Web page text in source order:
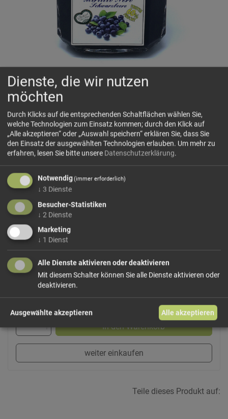
Heidelbeerkonfitüre extra HORVAT
60% Fruchtanteil – ohne Konservierungsmittel
Zutaten: Heidelbeeren, Zucker, Pektin
Durchschnittliche Nährwerte auf
100
Fett
davon gesättigte Fettsäuren
Kohlenhydrate
davon Zucker
Ballaststoffe
Eiweiß
In den Warenkorb
weiter einkaufen
Teile dieses Produkt auf:
Dienste, die wir nutzen
möchten
Durch Klicks auf die entsprechenden Schaltflächen wählen Sie,
welche Technologien zum Einsatz kommen; durch den Klick auf
„Alle akzeptieren“ oder „Auswahl speichern“ erklären Sie, dass Sie
den Einsatz der ausgewählten Technologien erlauben. Um mehr zu
erfahren, lesen Sie bitte unsere Datenschutzerklärung.
Notwendig(immer erforderlich)
↓ 3 Dienste
Besucher-Statistiken
↓ 2 Dienste
Marketing
↓ 1 Dienst
Alle Dienste aktivieren oder deaktivieren
Mit diesem Schalter können Sie alle Dienste aktivieren oder
deaktivieren.
Ausgewählte akzeptieren Alle akzeptieren